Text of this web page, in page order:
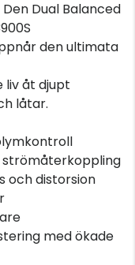
Dual Balanced
den ultimata
åt djupt
låtar.
och distorsion
med ökade